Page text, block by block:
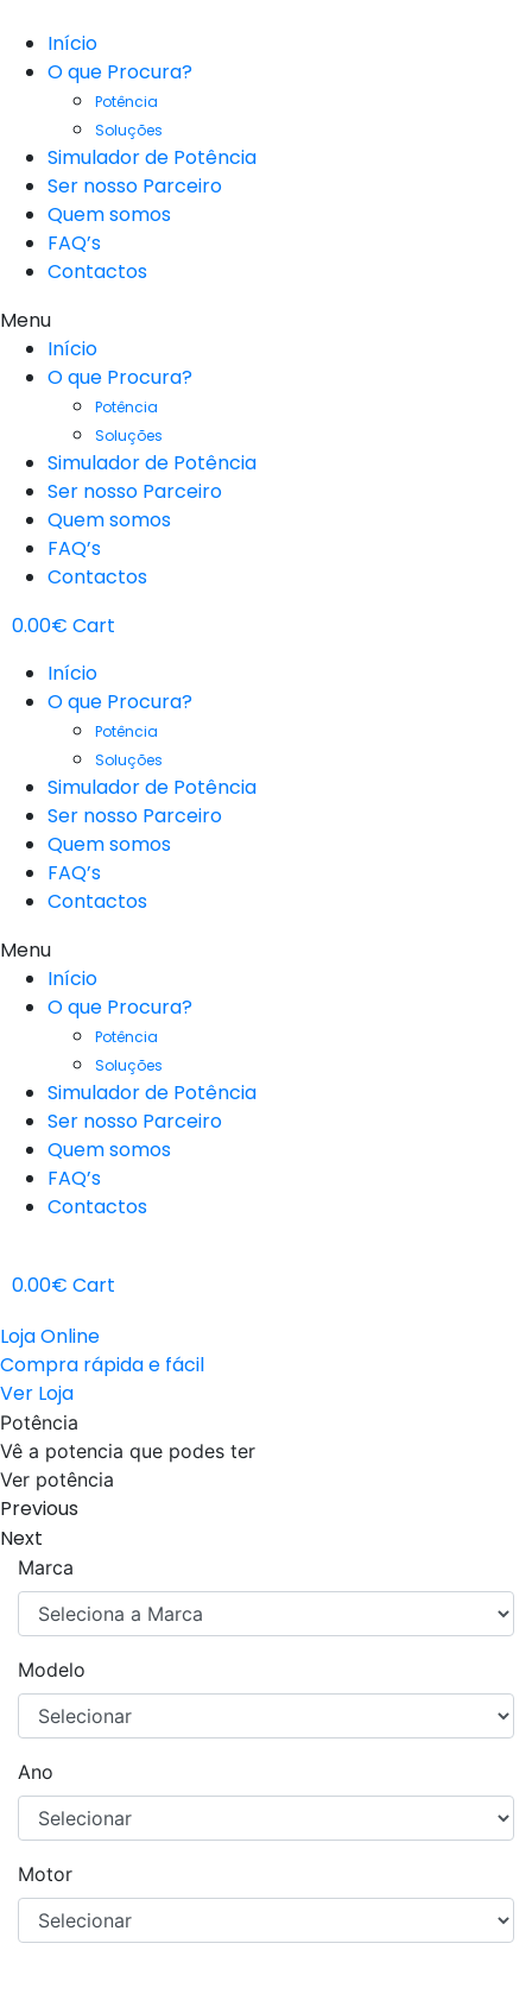
Início
O que Procura?
Potência
Soluções
Simulador de Potência
Ser nosso Parceiro
Quem somos
FAQ’s
Contactos
Menu
Início
O que Procura?
Potência
Soluções
Simulador de Potência
Ser nosso Parceiro
Quem somos
FAQ’s
Contactos
0.00€ Cart
Início
O que Procura?
Potência
Soluções
Simulador de Potência
Ser nosso Parceiro
Quem somos
FAQ’s
Contactos
Menu
Início
O que Procura?
Potência
Soluções
Simulador de Potência
Ser nosso Parceiro
Quem somos
FAQ’s
Contactos
0.00€ Cart
Loja Online
Compra rápida e fácil
Ver Loja
Potência
Vê a potencia que podes ter
Ver potência
Previous
Next
Marca
Modelo
Ano
Motor